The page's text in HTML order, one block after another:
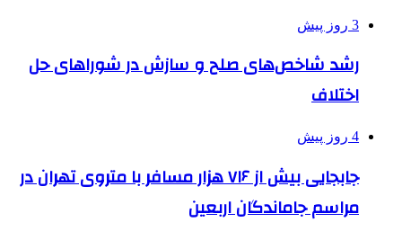
3 روز پیش
رشد شاخص‌های صلح و سازش در شوراهای حل
اختلاف
4 روز پیش
جابجایی بیش از ۷۱۶ هزار مسافر با متروی تهران در
مراسم جاماندگان اربعین